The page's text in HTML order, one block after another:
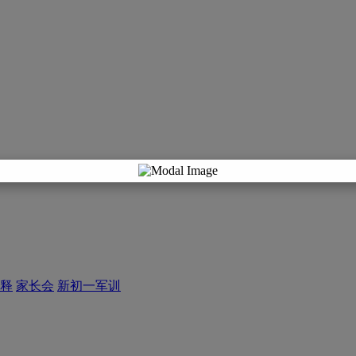
家长会 新初一军训